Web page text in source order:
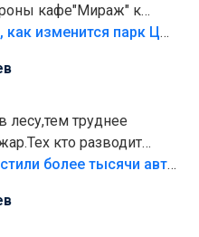
кафе"Мираж" к
то бордюры
еще,видимо,часть
Глава Тольятти рассказал, как изменится парк Центрального района
труднее
кто разводит
полно
В тольяттинский лес не пустили более тысячи автомобилей